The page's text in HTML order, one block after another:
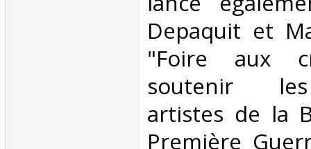
Depaquit et
"Foire aux
soutenir
artistes de la
Première